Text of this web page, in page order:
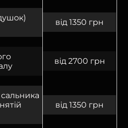
від 1350 грн
від 2700 грн
від 1350 грн